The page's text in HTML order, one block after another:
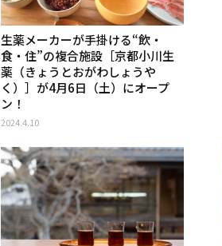
生薬メーカーが手掛ける“飲・
食・住”の複合施設［京都小川生
薬（きょうとおがわしょうや
く）］が4月6日（土）にオープ
ン！
2024.4.10